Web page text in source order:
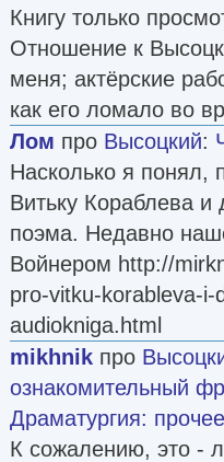
Книгу только
Отношение к
меня; актёрские
как его ломало во
Лом про Высоцкий:
Насколько я понял,
Витьку Кораблева
поэма. Недавно
Войнером http://
pro-vitku-korableva-
audiokniga.html
mikhnik про
ознакомительный
Драматургия: прочее
К сожалению, это -